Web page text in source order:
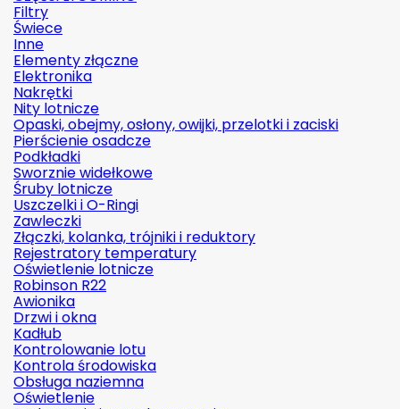
Filtry
Świece
Inne
Elementy złączne
Elektronika
Nakrętki
Nity lotnicze
Opaski, obejmy, osłony, owijki, przelotki i zaciski
Pierścienie osadcze
Podkładki
Sworznie widełkowe
Śruby lotnicze
Uszczelki i O-Ringi
Zawleczki
Złączki, kolanka, trójniki i reduktory
Rejestratory temperatury
Oświetlenie lotnicze
Robinson R22
Awionika
Drzwi i okna
Kadłub
Kontrolowanie lotu
Kontrola środowiska
Obsługa naziemna
Oświetlenie